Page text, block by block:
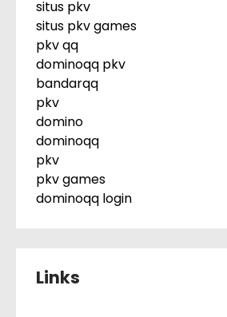
situs pkv
situs pkv games
pkv qq
dominoqq pkv
bandarqq
pkv
domino
dominoqq
pkv
pkv games
dominoqq login
Links